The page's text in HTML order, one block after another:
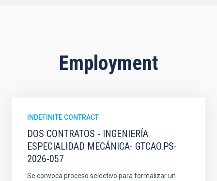
Employment
INDEFINITE CONTRACT
DOS CONTRATOS - INGENIERÍA
ESPECIALIDAD MECÁNICA- GTCAO.PS-
2026-057
Se convoca proceso selectivo para formalizar un